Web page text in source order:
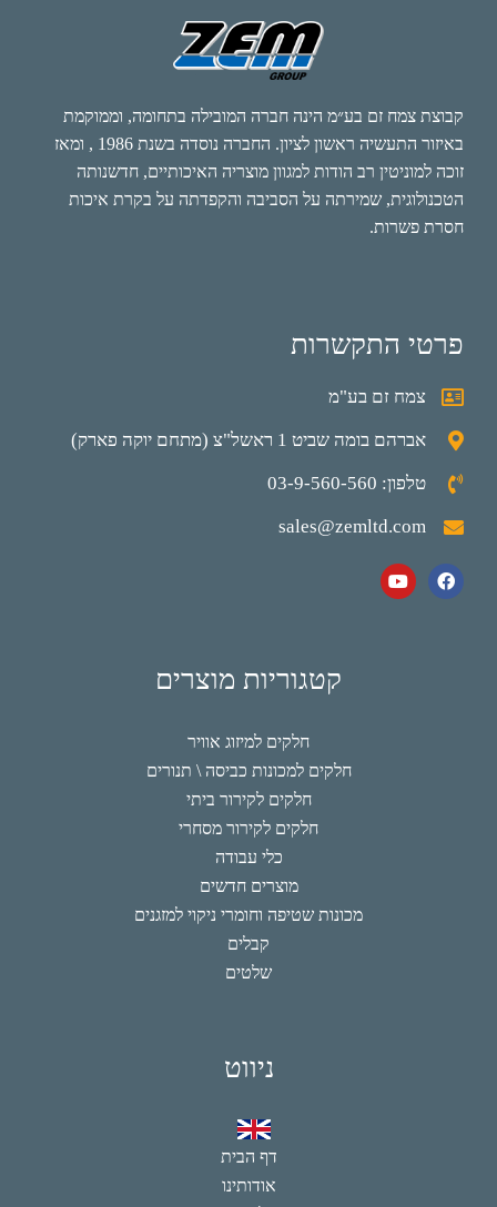
קבוצת צמח זם בע״מ הינה חברה המובילה בתחומה, וממוקמת
באיזור התעשיה ראשון לציון. החברה נוסדה בשנת 1986 , ומאז
זוכה למוניטין רב הודות למגוון מוצריה האיכותיים, חדשנותה
הטכנולוגית, שמירתה על הסביבה והקפדתה על בקרת איכות
חסרת פשרות.
פרטי התקשרות
צמח זם בע"מ
אברהם בומה שביט 1 ראשל"צ (מתחם יוקה פארק)
טלפון: 03-9-560-560
sales@zemltd.com
קטגוריות מוצרים
חלקים למיזוג אוויר
חלקים למכונות כביסה \ תנורים
חלקים לקירור ביתי
חלקים לקירור מסחרי
כלי עבודה
מוצרים חדשים
מכונות שטיפה וחומרי ניקוי למזגנים
קבלים
שלטים
ניווט
דף הבית
אודותינו